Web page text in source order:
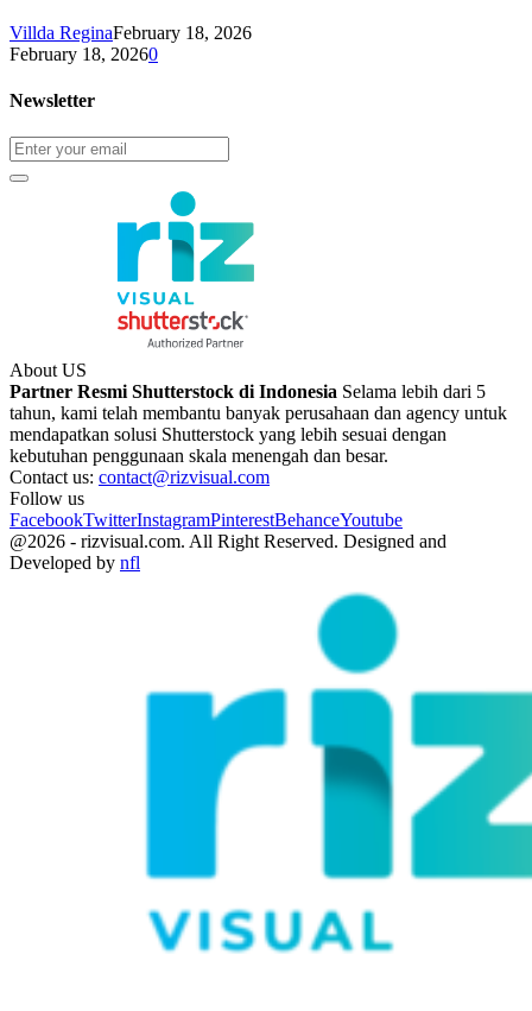
Villda ReginaFebruary 18, 2026
February 18, 20260
Newsletter
About US
Partner Resmi Shutterstock di Indonesia Selama lebih dari 5
tahun, kami telah membantu banyak perusahaan dan agency untuk
mendapatkan solusi Shutterstock yang lebih sesuai dengan
kebutuhan penggunaan skala menengah dan besar.
Contact us: contact@rizvisual.com
Follow us
FacebookTwitterInstagramPinterestBehanceYoutube
@2026 - rizvisual.com. All Right Reserved. Designed and
Developed by nfl